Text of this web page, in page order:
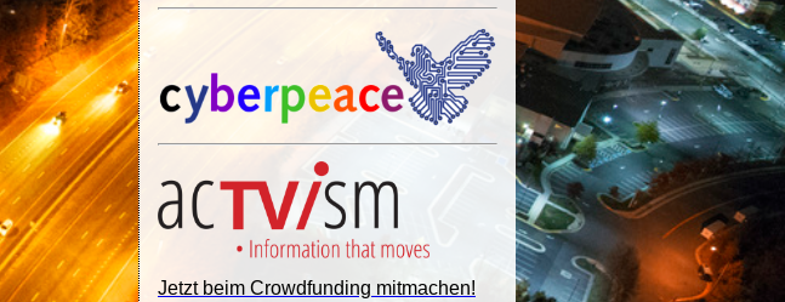
Jetzt beim Crowdfunding mitmachen!